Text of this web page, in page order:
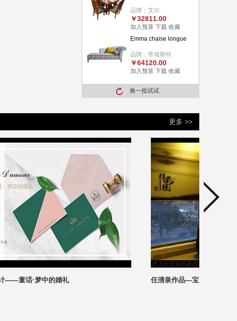
品牌：艾尔
￥32811.00
加入预算 下载 收藏
Emma chaise longue
品牌：帝瑞斯特
￥64120.00
加入预算 下载 收藏
换一批试试
更多 >>
任清泉作品—宝安桂肴园